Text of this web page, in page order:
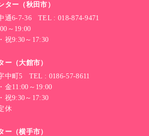
ター（秋田市）
通6-7-36 TEL : 018-874-9471
～19:00
祝9:30～17:30
ー（大館市）
中町5 TEL : 0186-57-8611
金11:00～19:00
祝9:30～17:30
休
ー（横手市）